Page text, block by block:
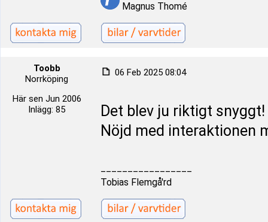
Magnus Thomé
Toobb
Norrköping
Här sen Jun 2006
Inlägg: 85
06 Feb 2025 08:04
Det blev ju riktigt snyggt!
Nöjd med interaktionen
Tobias Flemgå'rd